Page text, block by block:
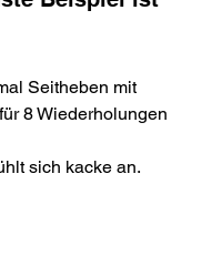
Seitheben mit
8 Wiederholungen
sich kacke an.